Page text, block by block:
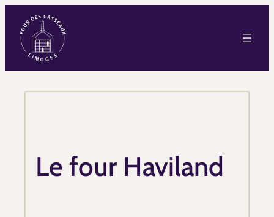
Le four Haviland